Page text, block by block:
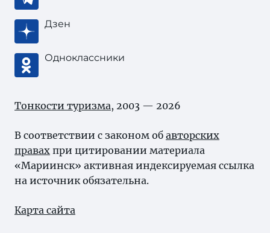
Дзен
Одноклассники
Тонкости туризма, 2003 — 2026
В соответствии с законом об авторских
правах при цитировании материала
«Мариинск» активная индексируемая ссылка
на источник обязательна.
Карта сайта